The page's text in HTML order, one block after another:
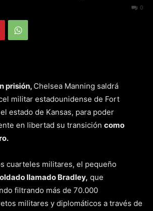
0
prisión, Chelsea Manning saldrá
militar estadounidense de Fort
estado de Kansas, para poder
en libertad su transición como
cuarteles militares, el pequeño
llamado Bradley, que
filtrando más de 70.000
militares y diplomáticos a través de